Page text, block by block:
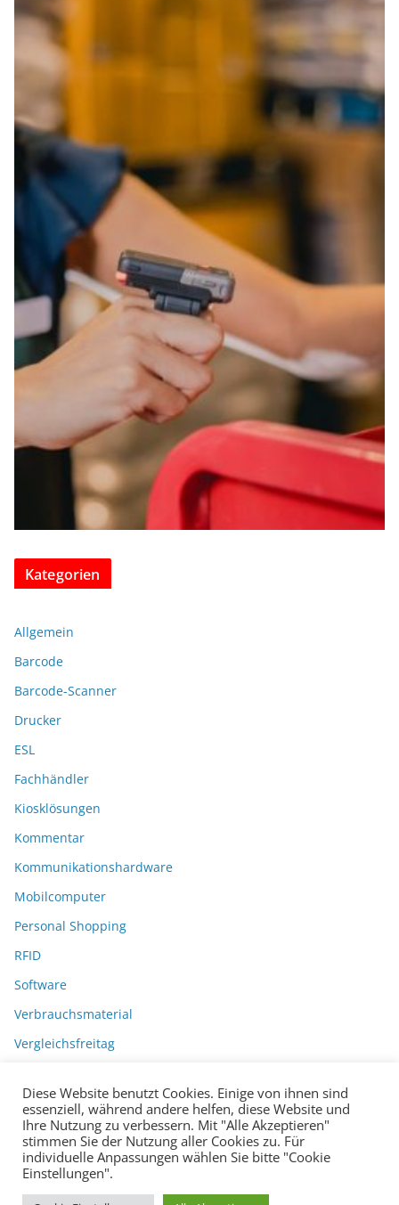
Kategorien
Allgemein
Barcode
Barcode-Scanner
Drucker
ESL
Fachhändler
Kiosklösungen
Kommentar
Kommunikationshardware
Mobilcomputer
Personal Shopping
RFID
Software
Verbrauchsmaterial
Vergleichsfreitag
Diese Website benutzt Cookies. Einige von ihnen sind
essenziell, während andere helfen, diese Website und
Ihre Nutzung zu verbessern. Mit "Alle Akzeptieren"
stimmen Sie der Nutzung aller Cookies zu. Für
individuelle Anpassungen wählen Sie bitte "Cookie
Einstellungen".